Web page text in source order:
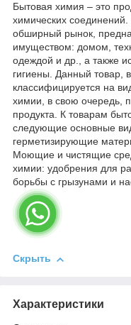
Бытовая химия – это
химических
обширный рынок,
имуществом: домом,
одеждой и др., а также
гигиены. Данный товар,
классифицируется на
химии, в свою очередь,
продукта. К товарам
следующие основные
герметизирующие
Моющие и чистящие
химии: удобрения для
борьбы с грызунами и
Скрыть
Характеристики